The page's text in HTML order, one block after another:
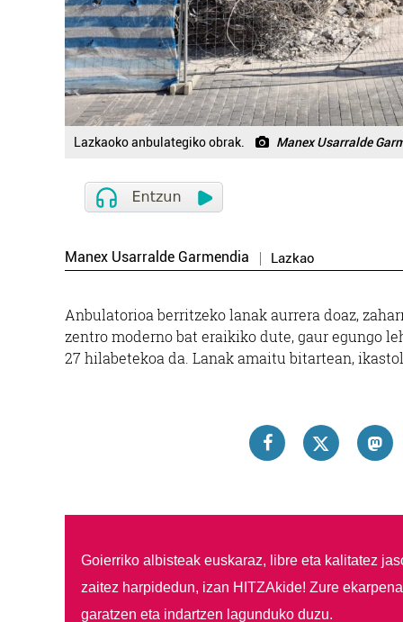
Lazkaoko anbulategiko obrak. Manex Usarralde
Manex Usarralde Garmendia Lazkao
Anbulatorioa berritzeko lanak aurrera doaz,
zentro moderno bat eraikiko dute, gaur egungo
27 hilabetekoa da. Lanak amaitu bitartean,
Goierriko albisteak euskaraz, libre eta kalitatez
zaitez harpidedun, izan HITZAkide! Zure
garatzen eta indartzen lagunduko duzu.